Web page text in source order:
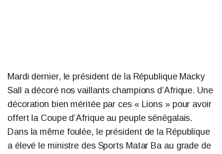
Mardi dernier, le président de la République Macky
Sall a décoré nos vaillants champions d’Afrique. Une
décoration bien méritée par ces « Lions » pour avoir
offert la Coupe d’Afrique au peuple sénégalais.
Dans la même foulée, le président de la République
a élevé le ministre des Sports Matar Ba au grade de